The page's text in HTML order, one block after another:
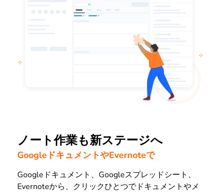
ノート作業も新ステージへ
GoogleドキュメントやEvernoteで
Googleドキュメント、Googleスプレッドシート、
Evernoteから、クリックひとつでドキュメントやメ